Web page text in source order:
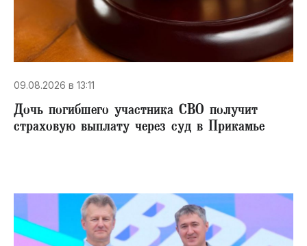
09.08.2026 в 13:11
Дочь погибшего участника СВО получит
страховую выплату через суд в Прикамье